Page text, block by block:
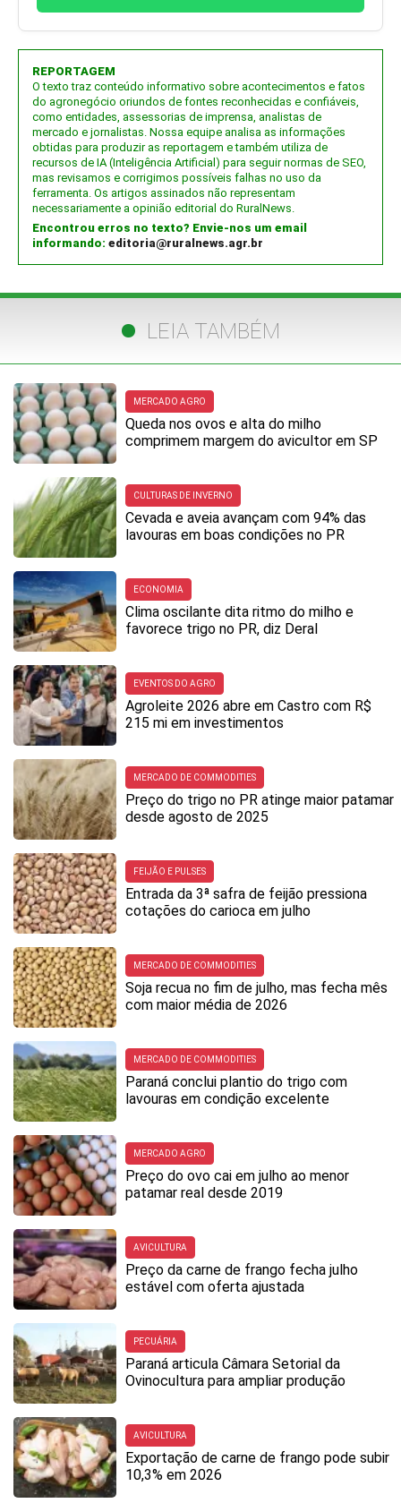
REPORTAGEM
O texto traz conteúdo informativo sobre acontecimentos e fatos
do agronegócio oriundos de fontes reconhecidas e confiáveis,
como entidades, assessorias de imprensa, analistas de
mercado e jornalistas. Nossa equipe analisa as informações
obtidas para produzir as reportagem e também utiliza de
recursos de IA (Inteligência Artificial) para seguir normas de SEO,
mas revisamos e corrigimos possíveis falhas no uso da
ferramenta. Os artigos assinados não representam
necessariamente a opinião editorial do RuralNews.
Encontrou erros no texto? Envie-nos um email
informando: editoria@ruralnews.agr.br
LEIA TAMBÉM
MERCADO AGRO
Queda nos ovos e alta do milho
comprimem margem do avicultor em SP
CULTURAS DE INVERNO
Cevada e aveia avançam com 94% das
lavouras em boas condições no PR
ECONOMIA
Clima oscilante dita ritmo do milho e
favorece trigo no PR, diz Deral
EVENTOS DO AGRO
Agroleite 2026 abre em Castro com R$
215 mi em investimentos
MERCADO DE COMMODITIES
Preço do trigo no PR atinge maior patamar
desde agosto de 2025
FEIJÃO E PULSES
Entrada da 3ª safra de feijão pressiona
cotações do carioca em julho
MERCADO DE COMMODITIES
Soja recua no fim de julho, mas fecha mês
com maior média de 2026
MERCADO DE COMMODITIES
Paraná conclui plantio do trigo com
lavouras em condição excelente
MERCADO AGRO
Preço do ovo cai em julho ao menor
patamar real desde 2019
AVICULTURA
Preço da carne de frango fecha julho
estável com oferta ajustada
PECUÁRIA
Paraná articula Câmara Setorial da
Ovinocultura para ampliar produção
AVICULTURA
Exportação de carne de frango pode subir
10,3% em 2026